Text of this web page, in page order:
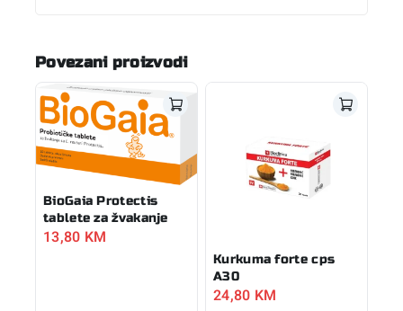
Povezani proizvodi
BioGaia Protectis
tablete za žvakanje
13,80 KM
Kurkuma forte cps
A30
24,80 KM